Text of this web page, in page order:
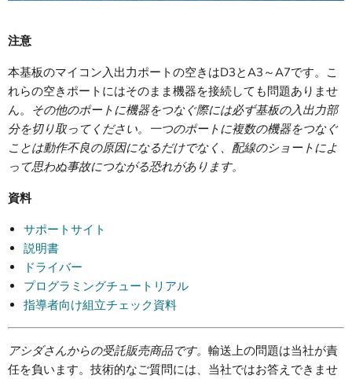
注意
本基板のマイコン入出力ポートの空きはD3とA3～A7です。こ
れらの空きポートにはそのまま機器を接続しても問題ありませ
ん。 その他のポートに機器をつなぐ際には必ず基板の入出力部
分を切り取ってください。一つのポートに複数の機器をつなぐ
ことは動作不良の原因になるだけでなく、配線のショートによ
って思わぬ事故につながる恐れがあります。
資料
サポートサイト
説明書
ドライバー
プログラミングチュートリアル
指導者向け組立チェック資料
アシダさんからの受託販売商品です。 輸送上の問題は当社が責
任を負います。技術的なご質問には、当社ではお答えできませ